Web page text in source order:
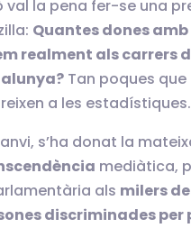
val la pena fer-se una
Quantes dones
realment als carrers
Tan poques que
a les estadístiques.
s’ha donat la
mediàtica,
als milers de
discriminades per